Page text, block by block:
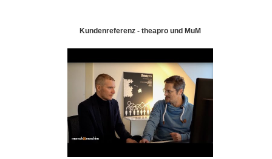
Kundenreferenz - theapro und MuM